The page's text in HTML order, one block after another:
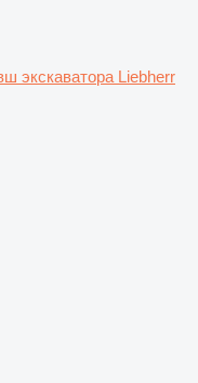
экскаватора Liebherr